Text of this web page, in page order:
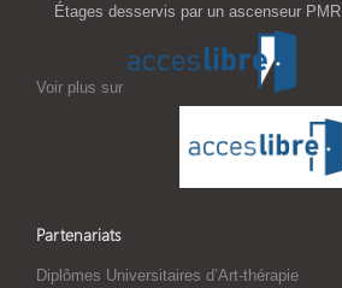
Étages desservis par un ascenseur PMR
Voir plus sur
Partenariats
Diplômes Universitaires d’Art-thérapie